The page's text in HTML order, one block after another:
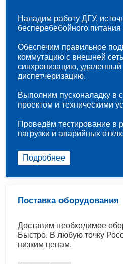
Поставка оборудования
Доставим необходимое
Быстро. В любую точку
низким ценам.
Наладим работу ДГУ,
бесперебебойного питания
Обеспечим правильное
коммутацию с внешней
синхронизацию, удаленный
диспетчеризацию.
Выполним пусконаладку в
проектом и техническими
Проведём тестирование в
нагрузки и аварийных
Подробнее